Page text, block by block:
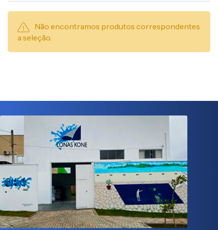
Não encontramos produtos correspondentes
a seleção.